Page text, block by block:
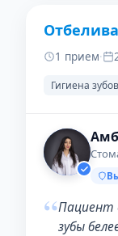
ДО
1 прием·
Гигиена
“Пациент
зубы